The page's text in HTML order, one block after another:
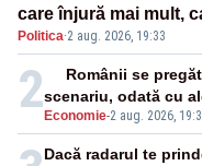
care înjură mai mult,
Politica·2 aug. 2026, 19:33
2 Economie-2 aug. 2026,
Românii se
scenariu, odată cu
Dacă radarul te